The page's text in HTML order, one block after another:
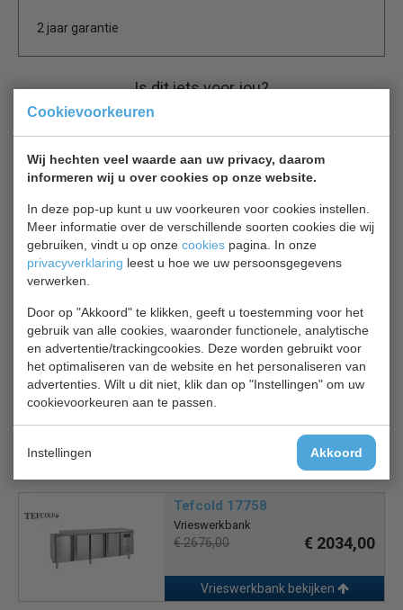
Cookievoorkeuren
Wij hechten veel waarde aan uw privacy, daarom
informeren wij u over cookies op onze website.
In deze pop-up kunt u uw voorkeuren voor cookies instellen.
Meer informatie over de verschillende soorten cookies die wij
gebruiken, vindt u op onze cookies pagina. In onze
privacyverklaring leest u hoe we uw persoonsgegevens
verwerken.
Door op "Akkoord" te klikken, geeft u toestemming voor het
gebruik van alle cookies, waaronder functionele, analytische
en advertentie/trackingcookies. Deze worden gebruikt voor
het optimaliseren van de website en het personaliseren van
advertenties. Wilt u dit niet, klik dan op "Instellingen" om uw
cookievoorkeuren aan te passen.
Instellingen Akkoord
2 jaar garantie
Is dit iets voor jou?
CS 7450.0079
Vries werkbank motor onder
€ 1700,00 € 1173,00
Polar G599
Vrieswerkbank bekijken
Tefcold 17747
Vrieswerkbank
Vrieswerkbank bekijken
Tefcold 17758
Vrieswerkbank
€ 2676,00 € 2034,00
Vrieswerkbank bekijken